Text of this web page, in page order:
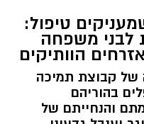
טיפול:
לבני משפחה
הוותיקים
של קבוצת תמיכה
בהוריהם
והנחייתם של